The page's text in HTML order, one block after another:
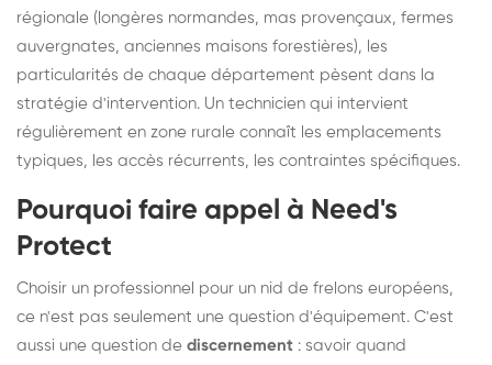
régionale (longères normandes, mas provençaux, fermes
auvergnates, anciennes maisons forestières), les
particularités de chaque département pèsent dans la
stratégie d'intervention. Un technicien qui intervient
régulièrement en zone rurale connaît les emplacements
typiques, les accès récurrents, les contraintes spécifiques.
Pourquoi faire appel à Need's
Protect
Choisir un professionnel pour un nid de frelons européens,
ce n'est pas seulement une question d'équipement. C'est
aussi une question de discernement : savoir quand